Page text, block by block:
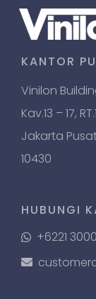
KANTOR
Vinilon
Kav.13 – 17,
Jakarta
10430
HUBUNGI
+6221